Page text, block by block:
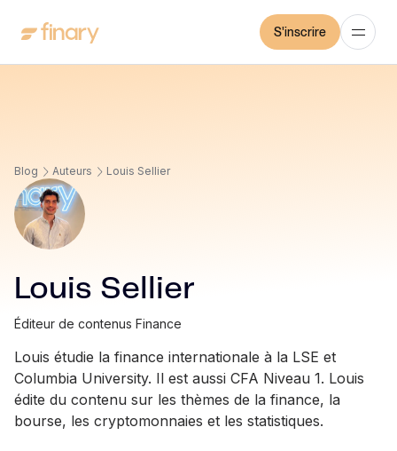
S'inscrire
Blog Auteurs Louis Sellier
Louis Sellier
Éditeur de contenus Finance
Louis étudie la finance internationale à la LSE et
Columbia University. Il est aussi CFA Niveau 1. Louis
édite du contenu sur les thèmes de la finance, la
bourse, les cryptomonnaies et les statistiques.